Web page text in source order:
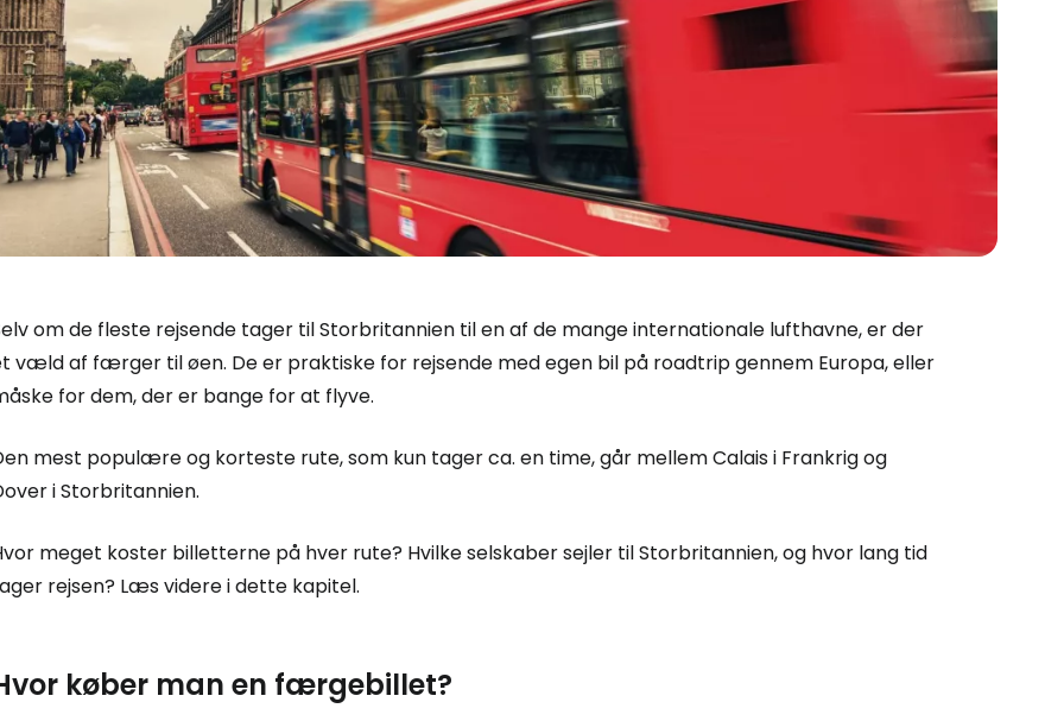
om de fleste rejsende tager til Storbritannien til en af de mange internationale lufthavne, er der
væld af færger til øen. De er praktiske for rejsende med egen bil på roadtrip gennem Europa, eller
for dem, der er bange for at flyve.
mest populære og korteste rute, som kun tager ca. en time, går mellem Calais i Frankrig og
i Storbritannien.
meget koster billetterne på hver rute? Hvilke selskaber sejler til Storbritannien, og hvor lang tid
rejsen? Læs videre i dette kapitel.
køber man en færgebillet?